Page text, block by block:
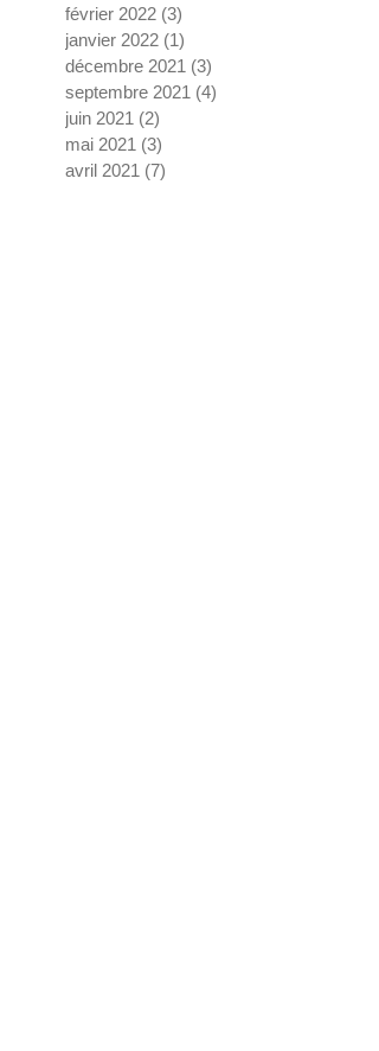
février 2022 (3)
janvier 2022 (1)
décembre 2021 (3)
septembre 2021 (4)
juin 2021 (2)
mai 2021 (3)
avril 2021 (7)